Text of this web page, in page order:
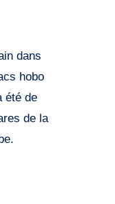
dans
hobo
été de
de la